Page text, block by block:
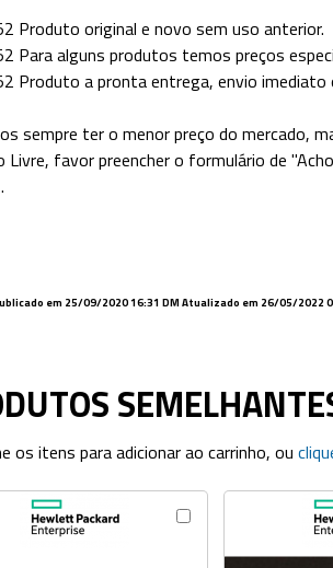
Produto original e novo sem uso anterior.
Para alguns produtos temos preços
Produto a pronta entrega, envio
sempre ter o menor preço do mercado,
Livre, favor preencher o formulário de
em 25/09/2020 16:31 DM Atualizado em 26/05/2022
os itens para adicionar ao carrinho, ou